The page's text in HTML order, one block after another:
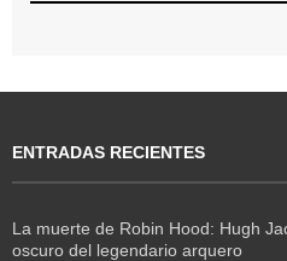
ENTRADAS RECIENTES
La muerte de Robin Hood: Hugh
oscuro del legendario arquero